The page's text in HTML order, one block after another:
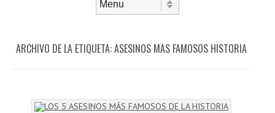
ARCHIVO DE LA ETIQUETA:ASESINOS MAS FAMOSOS HISTORIA